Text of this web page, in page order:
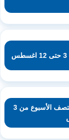
عروض مارك اند سيف الخوض لمنتصف الأسبوع من 3